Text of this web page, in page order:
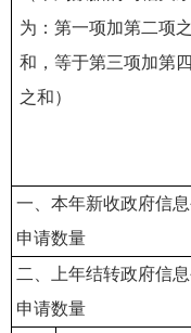
为：第一项加第二项之
和，等于第三项加第
之和）
一、本年新收政府信
申请数量
二、上年结转政府信
申请数量